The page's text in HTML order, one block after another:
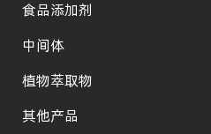
食品添加剂
中间体
植物萃取物
其他产品